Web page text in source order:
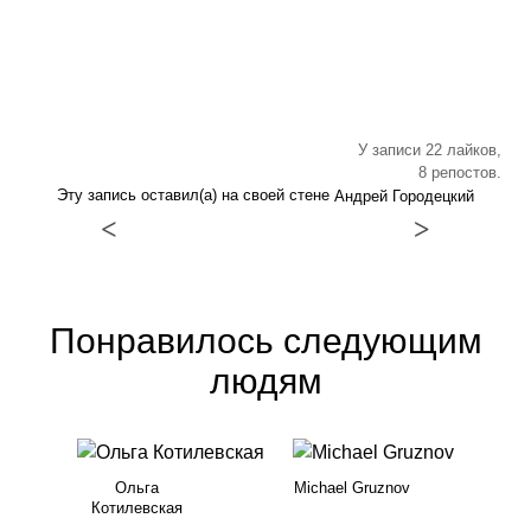
У записи 22 лайков,
8 репостов.
Эту запись оставил(а) на своей стене Андрей Городецкий
< >
Понравилось следующим
людям
Ольга
Котилевская
Michael Gruznov